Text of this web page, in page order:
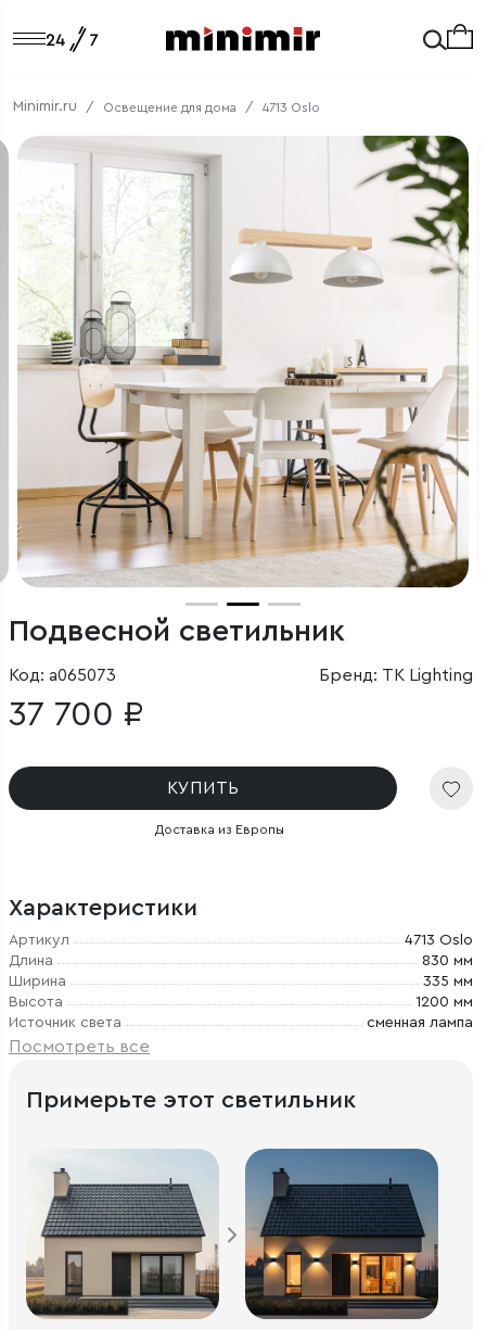
Minimir.ru Освещение для дома 4713 Oslo
Подвесной светильник
Код: a065073 Бренд: TK Lighting
37 700 ₽
КУПИТЬ
Доставка из Европы
Характеристики
Артикул
4713 Oslo
Длина
830 мм
Ширина
335 мм
Высота
1200 мм
Источник света
сменная лампа
Посмотреть все
Примерьте этот светильник